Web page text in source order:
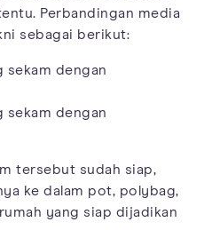
Perbandingan media
sebagai berikut:
sekam dengan
sekam dengan
tersebut sudah siap,
ke dalam pot, polybag,
yang siap dijadikan